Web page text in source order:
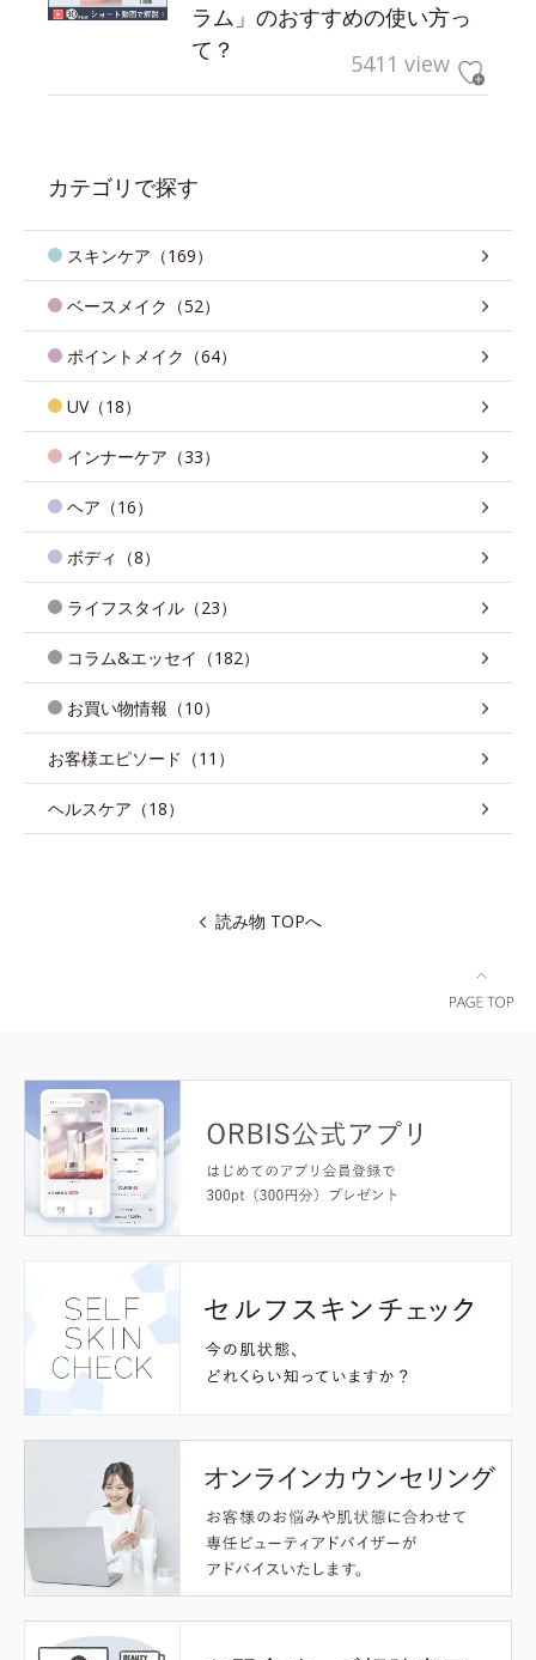
ラム」のおすすめの使い方っ
て？
5411 view
カテゴリで探す
スキンケア（169）
ベースメイク（52）
ポイントメイク（64）
UV（18）
インナーケア（33）
ヘア（16）
ボディ（8）
ライフスタイル（23）
コラム&エッセイ（182）
お買い物情報（10）
お客様エピソード（11）
ヘルスケア（18）
読み物 TOPへ